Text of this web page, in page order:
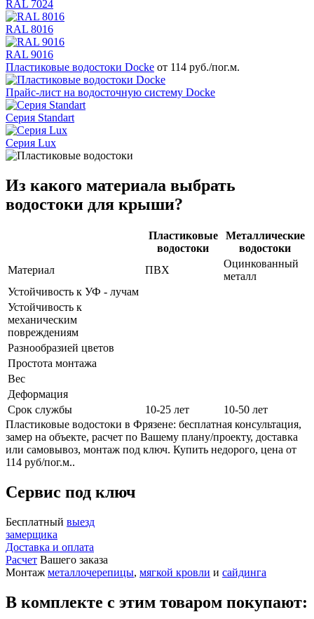
RAL 7024
RAL 8016
RAL 9016
Пластиковые водостоки Docke от 114 руб./пог.м.
Прайс-лист на водосточную систему Docke
Серия Standart
Серия Lux
Из какого материала выбрать
водостоки для крыши?
Пластиковые
водостоки
Металлические
водостоки
Материал
ПВХ
Оцинкованный
металл
Устойчивость к УФ - лучам
Устойчивость к
механическим
повреждениям
Разнообразией цветов
Простота монтажа
Вес
Деформация
Срок службы
10-25 лет
10-50 лет
Пластиковые водостоки в Фрязене: бесплатная консультация,
замер на объекте, расчет по Вашему плану/проекту, доставка
или самовывоз, монтаж под ключ. Купить недорого, цена от
114 руб/пог.м..
Сервис под ключ
Бесплатный выезд
замерщика
Доставка и оплата
Расчет Вашего заказа
Монтаж металлочерепицы, мягкой кровли и сайдинга
В комплекте с этим товаром покупают: